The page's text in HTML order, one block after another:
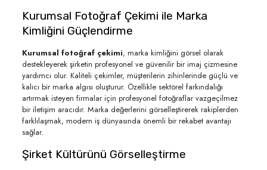
Kurumsal Fotoğraf Çekimi ile Marka
Kimliğini Güçlendirme
Kurumsal fotoğraf çekimi, marka kimliğini görsel olarak
destekleyerek şirketin profesyonel ve güvenilir bir imaj çizmesine
yardımcı olur. Kaliteli çekimler, müşterilerin zihinlerinde güçlü ve
kalıcı bir marka algısı oluşturur. Özellikle sektörel farkındalığı
artırmak isteyen firmalar için profesyonel fotoğraflar vazgeçilmez
bir iletişim aracıdır. Marka değerlerini görselleştirerek rakiplerden
farklılaşmak, modern iş dünyasında önemli bir rekabet avantajı
sağlar.
Şirket Kültürünü Görselleştirme